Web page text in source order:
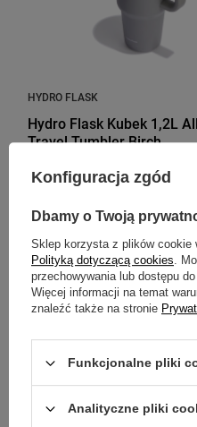
HYDRO FLASK
Hydro Flask Kubek 1,2L
Travel Tumbler Birch
225,00 zł / szt.
Zobacz
Konfiguracja zgód
Dbamy o Twoją
Sklep korzysta z plików cookie
Polityką dotyczącą cookies.
przechowywania lub dostępu
Więcej informacji na temat
znaleźć także na stronie
Funkcjonalne pliki
Analityczne pliki